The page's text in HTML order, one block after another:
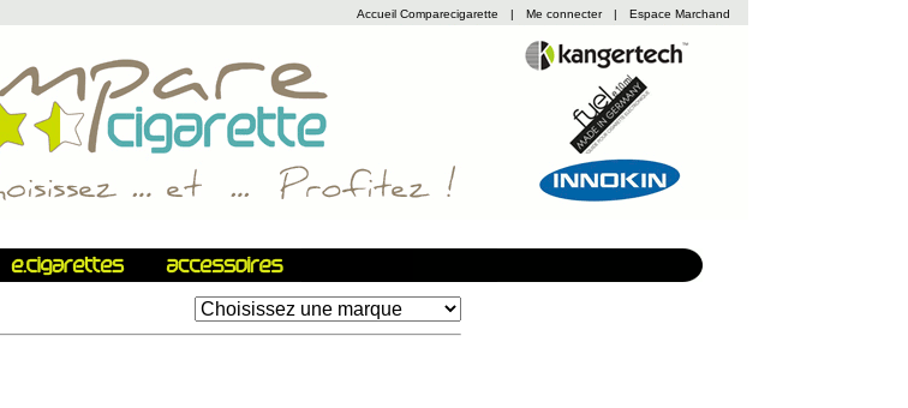
Espace Marchand
|
Me connecter
|
Accueil Comparecigarette